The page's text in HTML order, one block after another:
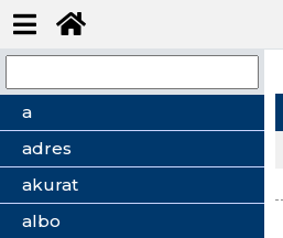
a
adres
akurat
albo